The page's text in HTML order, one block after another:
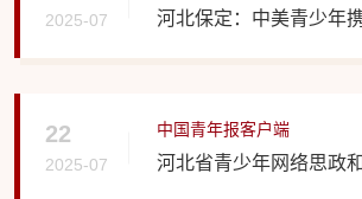
2025-07 河北保定：中美青少年
22
2025-07
中国青年报客户端
河北省青少年网络思政